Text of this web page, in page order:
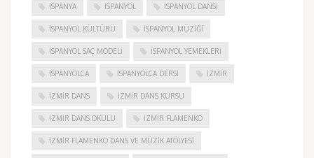
ISPANYA İSPANYOL İSPANYOL DANSI
İSPANYOL KÜLTÜRÜ İSPANYOL MÜZIĞI
İSPANYOL SAÇ MODELI İSPANYOL YEMEKLERI
İSPANYOLCA İSPANYOLCA DERSI IZMIR
IZMIR DANS IZMIR DANS KURSU
IZMIR DANS OKULU IZMIR FLAMENKO
İZMIR FLAMENKO DANS VE MÜZIK ATÖLYESI